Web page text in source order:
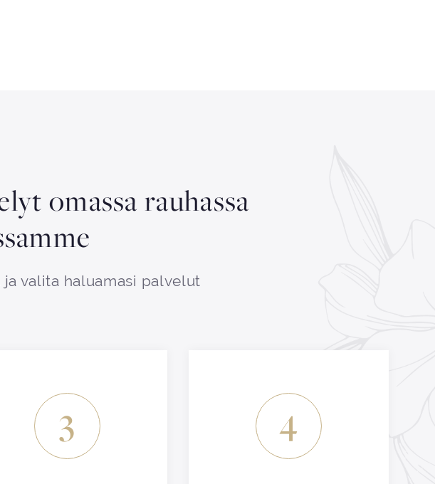
omassa rauhassa
valita haluamasi palvelut
3 4